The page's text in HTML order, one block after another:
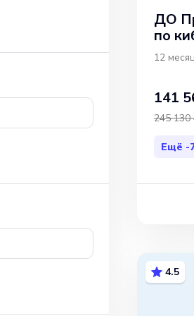
ДО
по
12
141
245 130
Ещё -
4.5